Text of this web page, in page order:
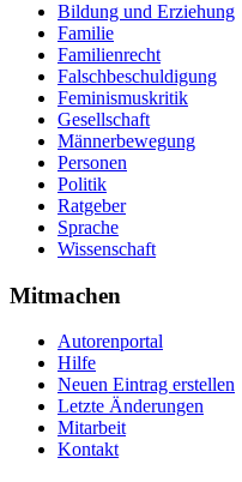
Bildung und Erziehung
Familie
Familienrecht
Falschbeschuldigung
Feminismuskritik
Gesellschaft
Männerbewegung
Personen
Politik
Ratgeber
Sprache
Wissenschaft
Mitmachen
Autorenportal
Hilfe
Neuen Eintrag erstellen
Letzte Änderungen
Mitarbeit
Kontakt